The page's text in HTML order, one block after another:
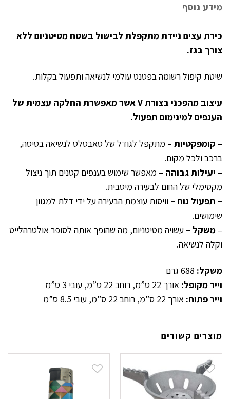
מידע נוסף
כירת עצים ניידת מתקפלת לבישול בשטח מטיטניום ללא
צורך בגז.
שיטת קיפול רשומה בפטנט עולמי לנשיאה ותפעול בקלות.
עיצוב מהפכני בצורת V אשר מאפשרת החלקה עצמית של
הענפים למינימום תפעול.
– קומפקטיות – מתקפל לגודל של טאבטלט לנשיאה בטיסה,
ברכב ולכל מקום.
– יעילות גבוהה – מאפשר שימוש בענפים קטנים תוך ניצול
מקסימלי של החום לבעירה מיטבית.
– תפעול נוח – וויסות עוצמת הבעירה על ידי דלת למגוון
שימושים.
–משקל – עשויה מטיטניום, מה שהופך אותה לסופר אולטרהלייט
וקלה לנשיאה.
משקל:
וייר מקופל: אורך 22 ס”מ, רוחב 22 ס”מ, עובי 3 ס”מ
וייר פתוח: אורך 22 ס”מ, רוחב 22 ס”מ, עובי 8.5 ס”מ
מוצרים קשורים